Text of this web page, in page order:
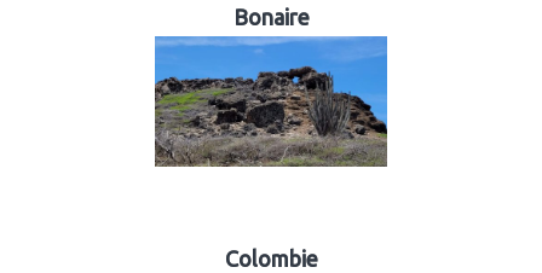
Bonaire
Colombie